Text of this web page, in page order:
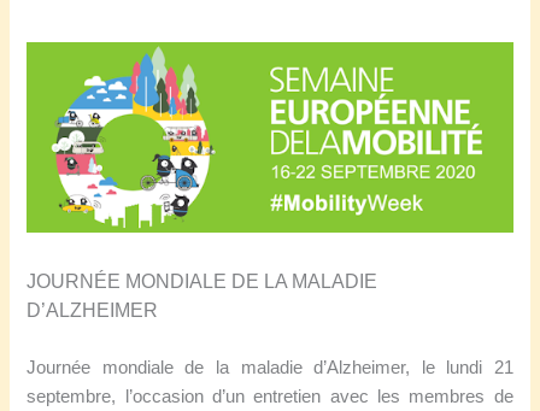
JOURNÉE MONDIALE DE LA MALADIE
D’ALZHEIMER
Journée mondiale de la maladie d’Alzheimer, le lundi 21
septembre, l’occasion d’un entretien avec les membres de